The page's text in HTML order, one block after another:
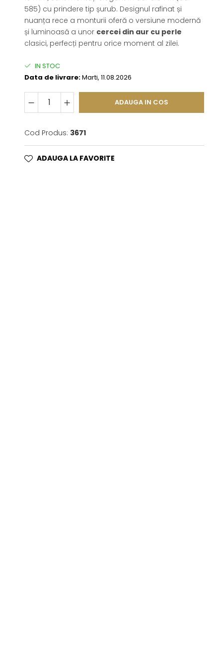
585) cu prindere tip șurub. Designul rafinat și
nuanța rece a monturii oferă o versiune modernă
și luminoasă a unor cercei din aur cu perle
clasici, perfecți pentru orice moment al zilei.
IN STOC
Data de livrare:Marti, 11.08.2026
ADAUGA IN COS
Cod Produs: 3671
ADAUGA LA FAVORITE